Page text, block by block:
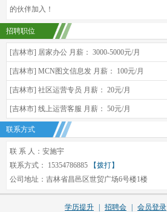
的伙伴加入！
招聘职位
[吉林市] 居家办公 月薪： 3000-5000元/月
[吉林市] MCN图文信息发 月薪： 100元/月
[吉林市] 社区运营专员 月薪： 20元/月
[吉林市] 线上运营客服 月薪： 50元/月
联系方式
联 系 人：安施宇
联系方式： 15354786885
【拨打】
公司地址：吉林省昌邑区世贸广场6号楼1楼
学历提升 | 招聘会 | 会员登录